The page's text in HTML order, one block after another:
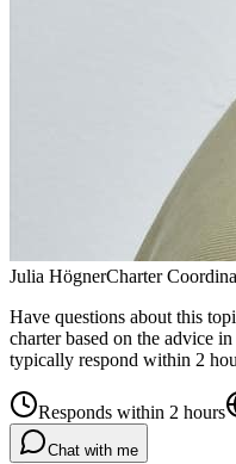
Julia HögnerCharter
Have questions about this
charter based on the advice
typically respond within 2
Responds within 2 hours
Chat with me